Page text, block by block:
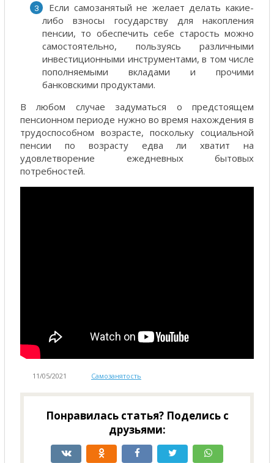
Если самозанятый не желает делать какие-
либо взносы государству для накопления
пенсии, то обеспечить себе старость можно
самостоятельно, пользуясь различными
инвестиционными инструментами, в том числе
пополняемыми вкладами и прочими
банковскими продуктами.
В любом случае задуматься о предстоящем
пенсионном периоде нужно во время нахождения в
трудоспособном возрасте, поскольку социальной
пенсии по возрасту едва ли хватит на
удовлетворение ежедневных бытовых
потребностей.
11/05/2021 Самозанятость
Понравилась статья? Поделись с
друзьями: